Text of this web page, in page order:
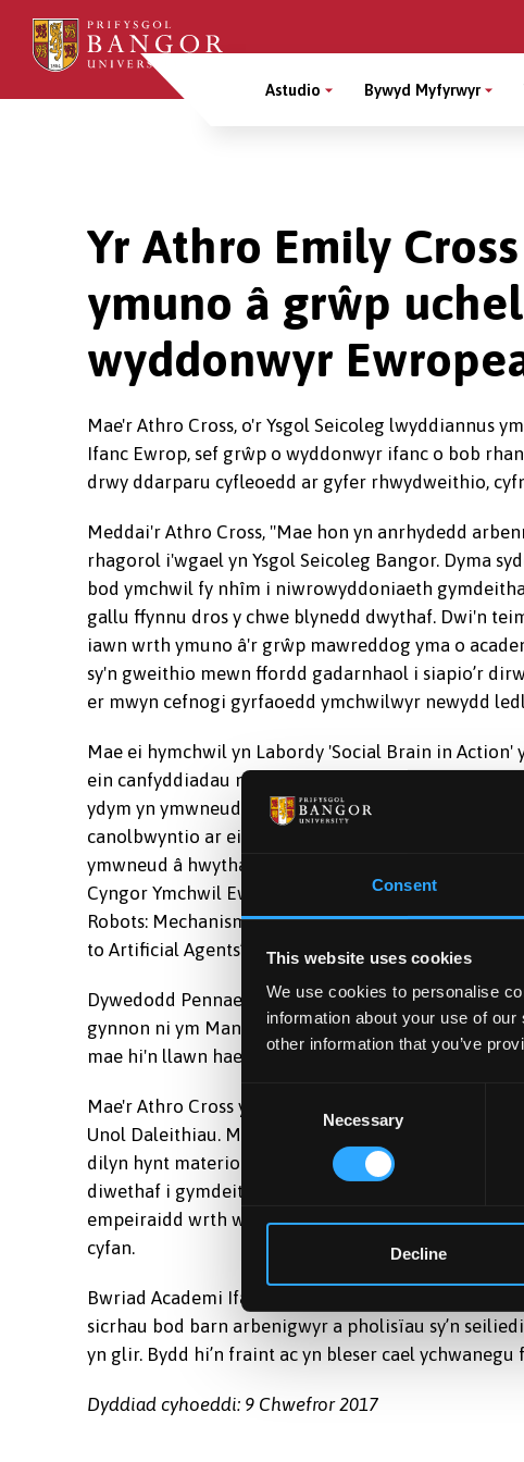
Consent
This website uses cookies
We use cookies to personalise
information about your use of
other information that you’ve
Selection
Necessary
Decline
Sgipiwch
gynnwys
Main
Astudio Bywyd Myfyrwyr
Yr Athro Emily
ymuno â grŵp
wyddonwyr
Mae'r Athro Cross, o'r Ysgol Seicoleg lwyddiannus
Ifanc Ewrop, sef grŵp o wyddonwyr ifanc o bob
drwy ddarparu cyfleoedd ar gyfer rhwydweithio,
Meddai'r Athro Cross, "Mae hon yn anrhydedd
rhagorol i'wgael yn Ysgol Seicoleg Bangor. Dyma
bod ymchwil fy nhîm i niwrowyddoniaeth
gallu ffynnu dros y chwe blynedd dwythaf. Dwi'n
iawn wrth ymuno â'r grŵp mawreddog yma o
sy'n gweithio mewn ffordd gadarnhaol i siapio’r
er mwyn cefnogi gyrfaoedd ymchwilwyr newydd
Mae ei hymchwil yn Labordy 'Social Brain in Action'
ein canfyddiadau ni o bobl eraill yn y byd
ydym yn ymwneud â nhw. Yn ddiweddar hefyd mae
canolbwyntio ar ein canfyddiad o robotiaid a sut yr
ymwneud â hwythau ac mae wedi cael grant o £1.5
Cyngor Ymchwil Ewropeaidd i gynnal project o'r enw
Robots: Mechanisms and Consequences of
to Artificial Agents’.
Dywedodd Pennaeth yr Ysgol, yr Athro John
gynnon ni ym Mangor ac mae cyfraniad Emily at
mae hi'n llawn haeddu cael ei chydnabod fel hyn".
Mae'r Athro Cross yn un o aelodau staff
Unol Daleithiau. Mae'n bleidiol iawn dros
dilyn hynt materion cyfoes ar y ddwy ochr i fôr
diwethaf i gymdeithasau gwaraidd, yn ôl y sôn, droi
empeiraidd wrth wneud penderfyniadau a oedd
cyfan.
Bwriad Academi Ifanc Ewrop yw bod yn rym dros
sicrhau bod barn arbenigwyr a pholisïau sy’n
yn glir. Bydd hi’n fraint ac yn bleser cael
Dyddiad cyhoeddi: 9 Chwefror 2017